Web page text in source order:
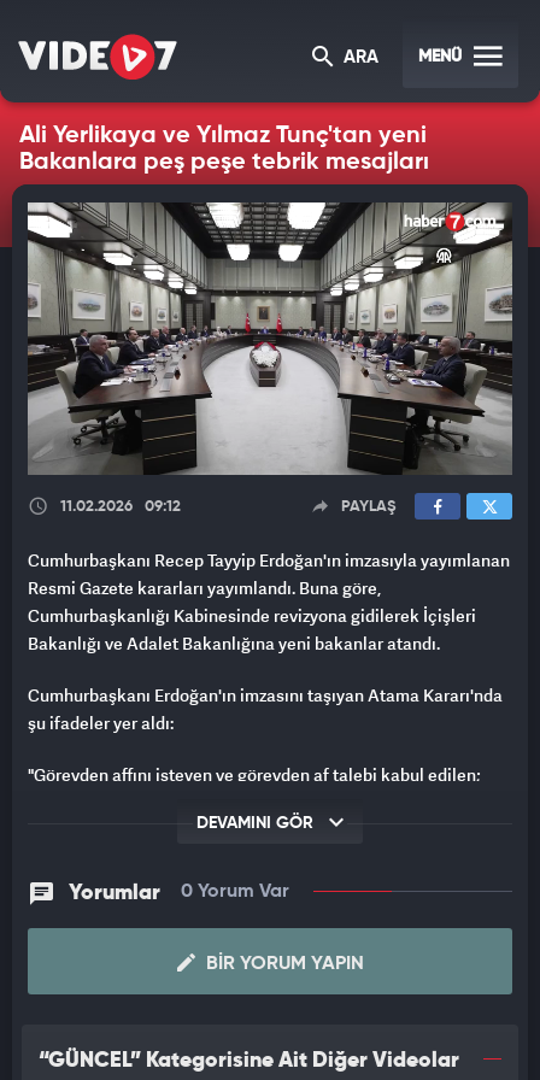
ARA MENÜ
Ali Yerlikaya ve Yılmaz Tunç'tan yeni
Bakanlara peş peşe tebrik mesajları
11.02.2026 09:12 PAYLAŞ
Cumhurbaşkanı Recep Tayyip Erdoğan'ın imzasıyla yayımlanan
Resmi Gazete kararları yayımlandı. Buna göre,
Cumhurbaşkanlığı Kabinesinde revizyona gidilerek İçişleri
Bakanlığı ve Adalet Bakanlığına yeni bakanlar atandı.
Cumhurbaşkanı Erdoğan'ın imzasını taşıyan Atama Kararı'nda
şu ifadeler yer aldı:
"Görevden affını isteyen ve görevden af talebi kabul edilen;
YERLİKAYA'dan boşalan İçişleri Bakanlığına Mustafa ÇİFTÇİ,
maddeleri gereğince atanmıştır."
ALİ YERLİKAYA'DAN MESAJ
Ali Yerlikaya, sosyal medya hesabından yaptığı paylaşımda,
takdirleriyle 4 Haziran 2023 tarihinde başladığım İçişleri
Bakanlığı görevimi kıymetli kardeşim Mustafa Çiftçi’ye
DEVAMINI GÖR
Yorumlar 0 Yorum Var
BIR YORUM YAPIN
“GÜNCEL” Kategorisine Ait Diğer Videolar